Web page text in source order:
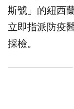
斯號」的紐西
立即指派防疫
採檢。